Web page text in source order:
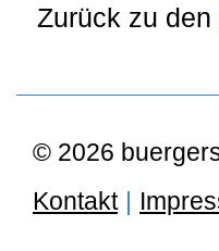
Zurück zu den
© 2026
Kontakt